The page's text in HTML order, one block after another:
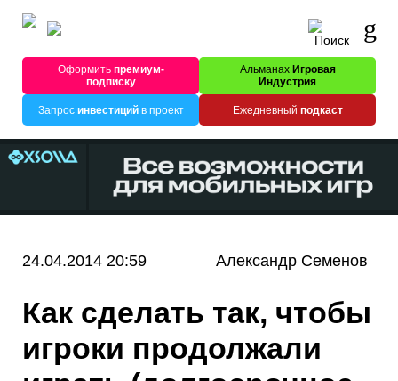
Оформитьпремиум-
подписку
Альманах Игровая
Индустрия
Запрос инвестицийв проект Ежедневный подкаст
24.04.2014 20:59 Александр Семенов
Как сделать так, чтобы
игроки продолжали